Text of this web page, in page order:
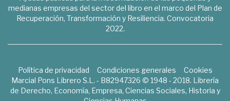
medianas empresas del sector del libro en el marco del Plan de
Recuperación, Transformación y Resiliencia. Convocatoria
2022.
Política de privacidad Condiciones generales
Cookies
Marcial Pons Librero S.L. - B82947326 © 1948 - 2018. Librería
de Derecho, Economía, Empresa, Ciencias Sociales, Historia y